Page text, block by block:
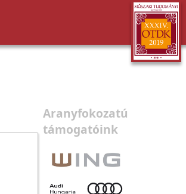
Aranyfokozatú
támogatóink